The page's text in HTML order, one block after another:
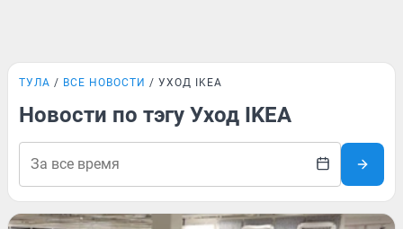
ТУЛА ВСЕ НОВОСТИ УХОД IKEA
Новости по тэгу Уход IKEA